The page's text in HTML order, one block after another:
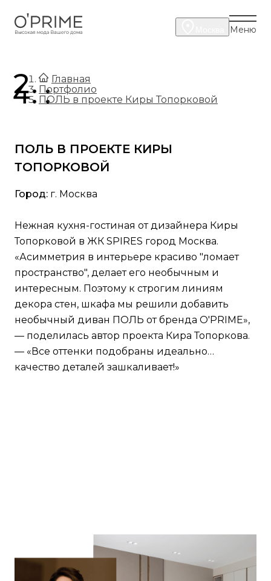
Меню
Главная
.
Портфолио
.
ПОЛЬ в проекте Киры Топорковой
ПОЛЬ В ПРОЕКТЕ КИРЫ
ТОПОРКОВОЙ
Город: г. Москва
Нежная кухня-гостиная от дизайнера Киры
Топорковой в ЖК SPIRES город Москва.
«Асимметрия в интерьере красиво "ломает
пространство", делает его необычным и
интересным. Поэтому к строгим линиям
декора стен, шкафа мы решили добавить
необычный диван ПОЛЬ от бренда O'PRIME»,
— поделилась автор проекта Кира Топоркова.
— «Все оттенки подобраны идеально…
качество деталей зашкаливает!»